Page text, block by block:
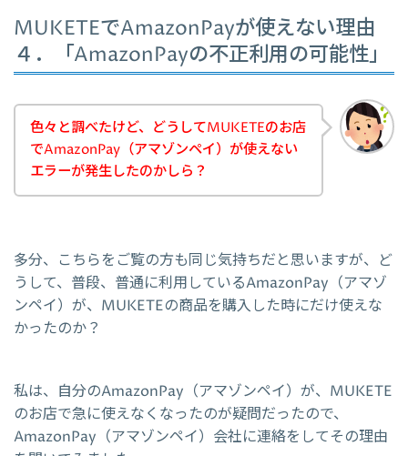
MUKETEでAmazonPayが使えない理由
４．「AmazonPayの不正利用の可能性」
色々と調べたけど、どうしてMUKETEのお店
でAmazonPay（アマゾンペイ）が使えない
エラーが発生したのかしら？
多分、こちらをご覧の方も同じ気持ちだと思いますが、ど
うして、普段、普通に利用しているAmazonPay（アマゾ
ンペイ）が、MUKETEの商品を購入した時にだけ使えな
かったのか？
私は、自分のAmazonPay（アマゾンペイ）が、MUKETE
のお店で急に使えなくなったのが疑問だったので、
AmazonPay（アマゾンペイ）会社に連絡をしてその理由